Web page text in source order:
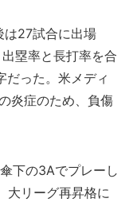
27試合に出場
塁率と長打率を合
だった。米メディ
炎症のため、負傷
下の3Aでプレーし
大リーグ再昇格に